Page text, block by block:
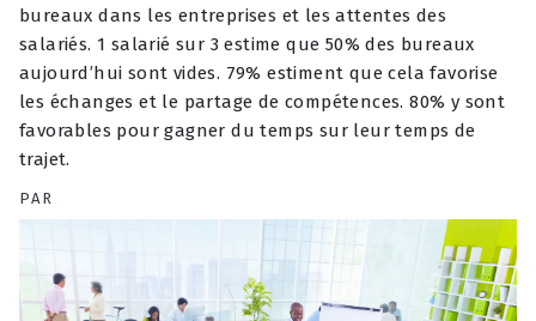
bureaux dans les entreprises et les attentes des
salariés. 1 salarié sur 3 estime que 50% des bureaux
aujourd’hui sont vides. 79% estiment que cela favorise
les échanges et le partage de compétences. 80% y sont
favorables pour gagner du temps sur leur temps de
trajet.
PAR